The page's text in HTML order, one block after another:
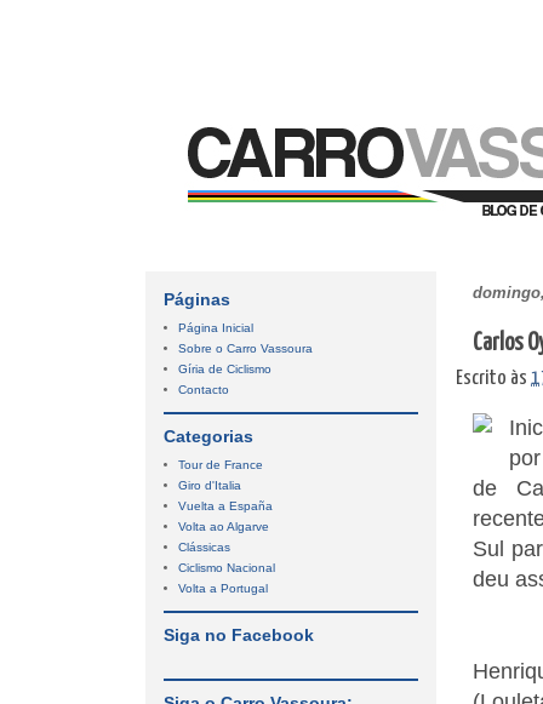
Carlos
Escrito às
de
Sul
deu
Páginas
Página Inicial
Sobre o Carro Vassoura
Gíria de Ciclismo
Contacto
Categorias
Tour de France
Giro d'Italia
Vuelta a España
Volta ao Algarve
Clássicas
Ciclismo Nacional
Volta a Portugal
Siga no Facebook